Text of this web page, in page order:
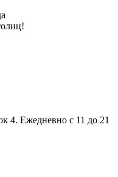
4. Ежедневно с 11 до 21